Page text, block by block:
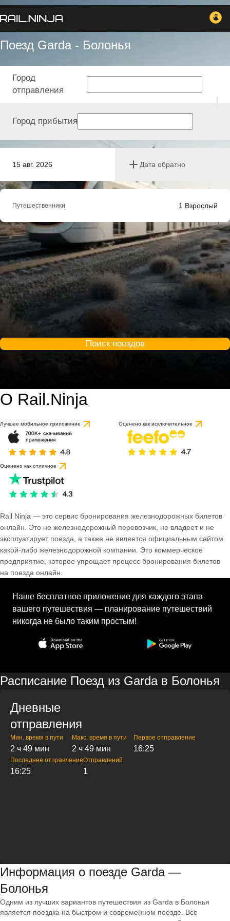
Поезд Garda - Болонья
15 авг. 2026 Дата обратно
Город
отправления
Город прибытия
Путешественники 1 Взрослый
Поиск поездов
О Rail.Ninja
Лучшее мобильное приложение Оценено как исключительное
Оценено как отличное
Rail Ninja — это сервис бронирования железнодорожных билетов
онлайн. Это не железнодорожный перевозчик, не владеет и не
эксплуатирует поезда, а также не является официальным сайтом
какой-либо железнодорожной компании. Это коммерческое
предприятие, которое упрощает процесс бронирования билетов
на поезда онлайн.
Наше бесплатное приложение для каждого этапа
вашего путешествия — планирование путешествий
никогда не было таким простым!
Расписание Поезд из Garda в Болонья
Дневные
отправления
Мин. время в пути
2 ч 49 мин
Макс. время в пути
2 ч 49 мин
Первое отправление
16:25
Последнее отправление
16:25
Отправлений
1
Информация о поезде Garda —
Болонья
Одним из лучших вариантов путешествия из Garda в Болонья
является поездка на быстром и современном поезде. Все